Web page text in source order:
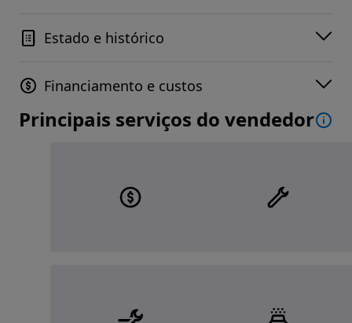
Estado e histórico
Financiamento e custos
Principais serviços do vendedor